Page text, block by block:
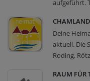
aufgeführt.
Deine
aktuell. Die
Roding,
RAUM FÜR